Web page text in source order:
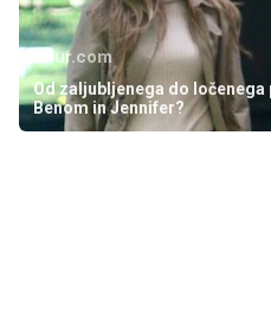
24ur.com
Od zaljubljenega do
Benom in Jennifer?